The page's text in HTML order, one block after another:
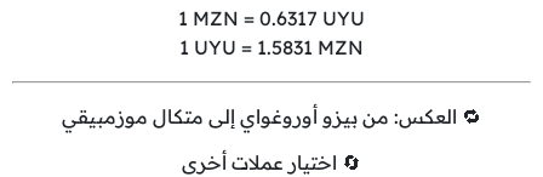
1 MZN = 0.6317 UYU
1 UYU = 1.5831 MZN
🔁 العكس: من بيزو أوروغواي إلى متكال موزمبيقي
🔄 اختيار عملات أخرى